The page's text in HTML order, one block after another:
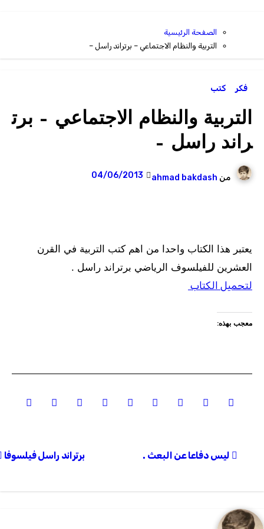
الصفحة الرئيسية
التربية والنظام الاجتماعي – برتراند راسل –
فكر كتب
التربية والنظام الاجتماعي – برت
راند راسل –
من ahmad bakdash
04/06/2013
يعتبر هذا الكتاب واحدا من اهم كتب التربية في القرن
العشرين للفيلسوف الرياضي برتراند راسل .
لتحميل الكتاب
معجب بهذه:
المقالات
ليس دفاعا عن البعث . برتراند راسل فيلسوفا